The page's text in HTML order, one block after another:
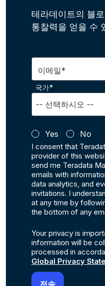
테라데이트의 블
통찰력을 얻을 수
이메일*
국가*
Yes No
I consent that
provider of this
send me Teradata
emails with
data analytics, and
invitations. I
at any time by
the bottom of any
Your privacy is
information will be
processed in
Global Privacy